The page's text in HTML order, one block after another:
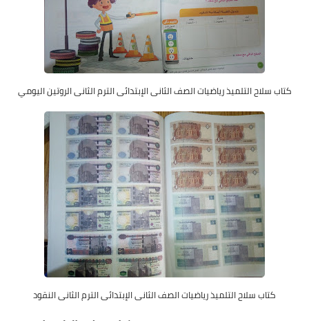
كتاب سلاح التلميذ رياضيات الصف الثانى الإبتدائى الترم الثانى الروتين اليومي
كتاب سلاح التلميذ رياضيات الصف الثانى الإبتدائى الترم الثانى النقود